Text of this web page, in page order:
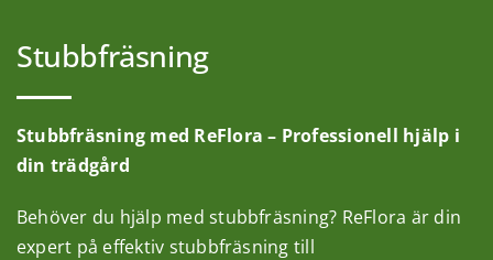
Bekämpningsmetod
Vanliga frågor
Stubbfräsning
Stubbfräsning med ReFlora – Professionell hjälp i
din trädgård
Behöver du hjälp med stubbfräsning? ReFlora är din
expert på effektiv stubbfräsning till